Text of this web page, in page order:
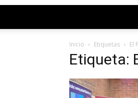
Inicio Etiquetas El
Etiqueta: